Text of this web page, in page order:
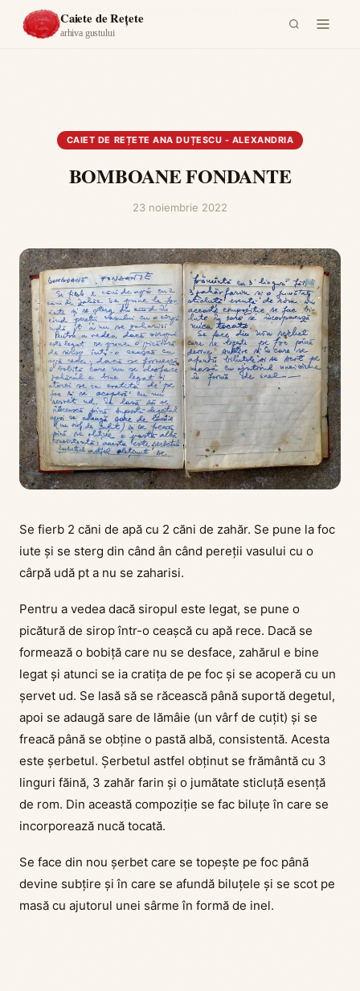
Caiete de Rețete
arhiva gustului
Acasă ›
FONDANTE
CAIET DE REȚETE ANA DUȚESCU - ALEXANDRIA
BOMBOANE FONDANTE
23 noiembrie 2022
Se fierb 2 căni de apă cu 2 căni de zahăr. Se pune la foc
iute și se sterg din când ân când pereții vasului cu o
cârpă udă pt a nu se zaharisi.
Pentru a vedea dacă siropul este legat, se pune o
picătură de sirop într-o ceașcă cu apă rece. Dacă se
formează o bobiță care nu se desface, zahărul e bine
legat și atunci se ia cratița de pe foc și se acoperă cu un
șervet ud. Se lasă să se răcească până suportă degetul,
apoi se adaugă sare de lămâie (un vârf de cuțit) și se
freacă până se obține o pastă albă, consistentă. Acesta
este șerbetul. Șerbetul astfel obținut se frământă cu 3
linguri făină, 3 zahăr farin și o jumătate sticluță esență
de rom. Din această compoziție se fac biluțe în care se
incorporează nucă tocată.
Se face din nou șerbet care se topește pe foc până
devine subțire și în care se afundă biluțele și se scot pe
masă cu ajutorul unei sârme în formă de inel.